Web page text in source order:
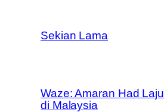
Sekian Lama
Waze: Amaran Had Laju
di Malaysia